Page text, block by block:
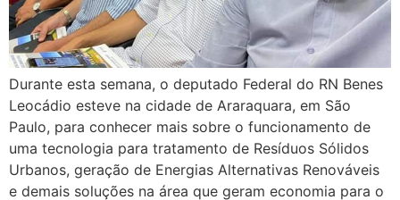
Durante esta semana, o deputado Federal do RN Benes
Leocádio esteve na cidade de Araraquara, em São
Paulo, para conhecer mais sobre o funcionamento de
uma tecnologia para tratamento de Resíduos Sólidos
Urbanos, geração de Energias Alternativas Renováveis
e demais soluções na área que geram economia para o